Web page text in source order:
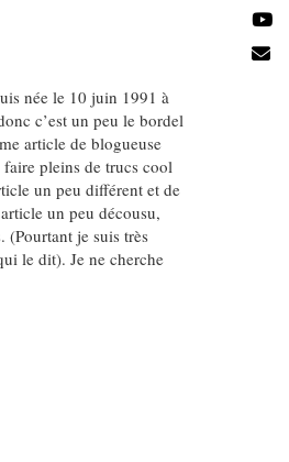
née le 10 juin 1991 à
c’est un peu le bordel
article de blogueuse
pleins de trucs cool
un peu différent et de
un peu décousu,
(Pourtant je suis très
le dit). Je ne cherche